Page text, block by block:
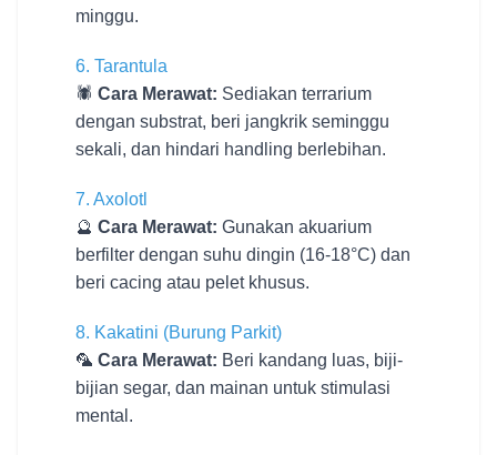
minggu.
6. Tarantula
🕷️ Cara Merawat: Sediakan terrarium
dengan substrat, beri jangkrik seminggu
sekali, dan hindari handling berlebihan.
7. Axolotl
🔮 Cara Merawat: Gunakan akuarium
berfilter dengan suhu dingin (16-18°C) dan
beri cacing atau pelet khusus.
8. Kakatini (Burung Parkit)
🦜 Cara Merawat: Beri kandang luas, biji-
bijian segar, dan mainan untuk stimulasi
mental.